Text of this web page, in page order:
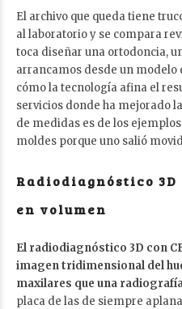
El archivo que queda tiene
al laboratorio y se compara
toca diseñar una ortodoncia,
arrancamos desde un modelo
cómo la tecnología afina el
servicios donde ha mejorado
de medidas es de los
moldes porque uno salió
Radiodiagnóstico 3D
en volumen
El radiodiagnóstico 3D con
imagen tridimensional del
maxilares que una
placa de las de siempre